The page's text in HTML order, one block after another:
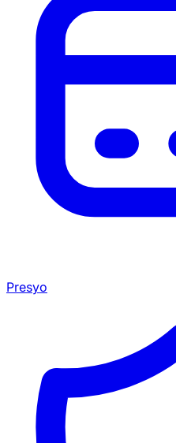
Presyo